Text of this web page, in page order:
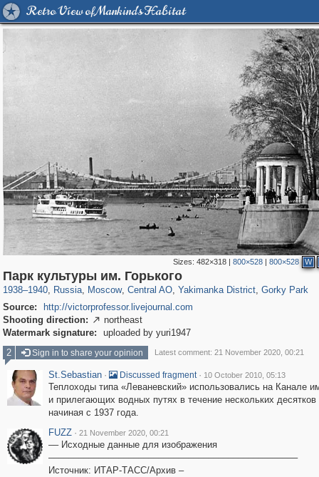
Retro View of Mankind's Habitat
Sizes: 482×318| 800×528| 800×528 W
Парк культуры им. Горького
1938–1940, Russia
1,406,837 29,243
, Moscow
319,861 8,286
, Central AO
160,009 5,916
, Yakimanka District
13,378
, Gorky Park
Source:
http://victorprofessor.livejournal.com
Shooting direction:  northeast
Watermark signature:
uploaded by yuri1947
2
Sign in to share your opinion Latest comment: 21 November 2020, 00:21
St.Sebastian · Discussed fragment · 10 October 2010, 05:13
Теплоходы типа «Леваневский» использовались на Канале
и прилегающих водных путях в течение нескольких десятков
начиная с 1937 года.
FUZZ · 21 November 2020, 00:21
–– Исходные данные для изображения
––––––––––––––––––––––––––––––––––––––––––––––––––
Источник: ИТАР-ТАСС/Архив –